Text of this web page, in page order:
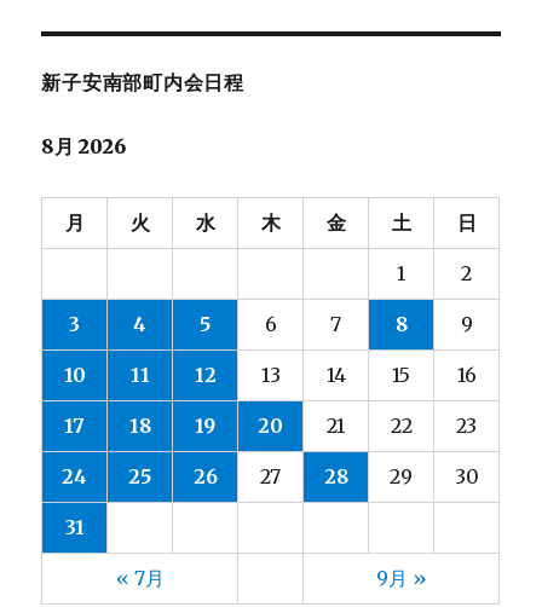
新子安南部町内会日程
8月 2026
月 火 水 木 金 土 日
1 2
3 4 5 6 7 8 9
10 11 12 13 14 15 16
17 18 19 20 21 22 23
24 25 26 27 28 29 30
31
« 7月 9月 »